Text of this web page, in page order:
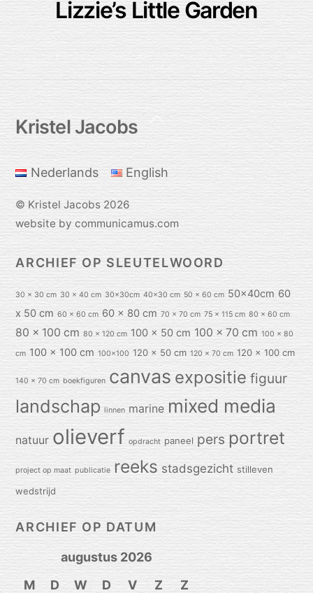
Lizzie’s Little Garden
Back
Top
Kristel Jacobs
Nederlands English
© Kristel Jacobs 2026
website by communicamus.com
ARCHIEF OP SLEUTELWOORD
30 x 30 cm 30 x 40 cm 30x30cm 40x30 cm 50 x 60 cm 50x40cm 60
x 50 cm 60 x 60 cm 60 x 80 cm 70 x 70 cm 75 x 115 cm 80 x 60 cm
80 x 100 cm 80 x 120 cm 100 x 50 cm 100 x 70 cm 100 x 80
cm 100 x 100 cm 100x100 120 x 50 cm 120 x 70 cm 120 x 100 cm
140 x 70 cm boekfiguren canvas expositie figuur
landschap linnen marine mixed media
natuur olieverf opdracht paneel pers portret
project op maat publicatie reeks stadsgezicht stilleven
wedstrijd
ARCHIEF OP DATUM
augustus 2026
M
D W D V Z Z